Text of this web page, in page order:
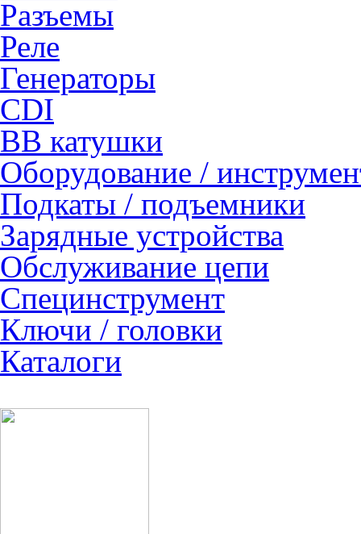
Разъемы
Реле
Генераторы
CDI
ВВ катушки
Оборудование /
Подкаты / подъемники
Зарядные устройства
Обслуживание цепи
Специнструмент
Ключи / головки
Каталоги